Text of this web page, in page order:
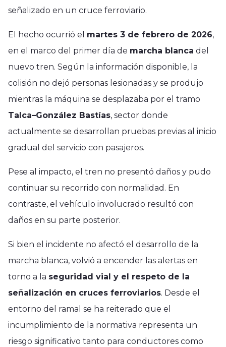
señalizado en un cruce ferroviario.
El hecho ocurrió el martes 3 de febrero de 2026,
en el marco del primer día de marcha blanca del
nuevo tren. Según la información disponible, la
colisión no dejó personas lesionadas y se produjo
mientras la máquina se desplazaba por el tramo
Talca–González Bastías, sector donde
actualmente se desarrollan pruebas previas al inicio
gradual del servicio con pasajeros.
Pese al impacto, el tren no presentó daños y pudo
continuar su recorrido con normalidad. En
contraste, el vehículo involucrado resultó con
daños en su parte posterior.
Si bien el incidente no afectó el desarrollo de la
marcha blanca, volvió a encender las alertas en
torno a la seguridad vial y el respeto de la
señalización en cruces ferroviarios. Desde el
entorno del ramal se ha reiterado que el
incumplimiento de la normativa representa un
riesgo significativo tanto para conductores como